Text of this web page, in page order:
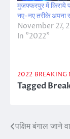
मुजफ्फरपुर में किराये
नए-नए तरीके अपना
November 27,
In "2022"
2022 BREAKING
Tagged
Post
पक्षिम बंगाल जाने